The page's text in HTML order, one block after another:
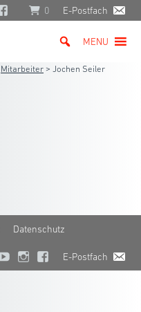
0 E-Postfach
MENU
Mitarbeiter > Jochen Seiler
Datenschutz
E-Postfach